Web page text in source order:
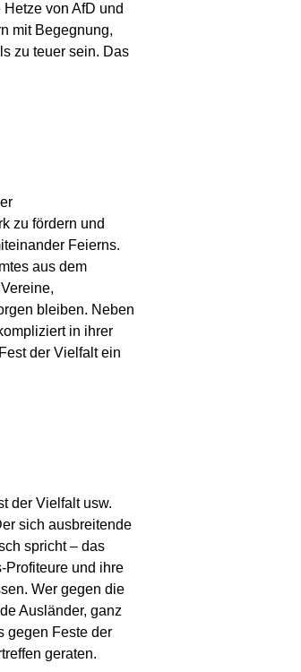
von AfD und
mit Begegnung,
zu teuer sein. Das
zu fördern und
Feierns.
aus dem
bleiben. Neben
in ihrer
der Vielfalt ein
der Vielfalt usw.
sich ausbreitende
spricht – das
Profiteure und ihre
Wer gegen die
Ausländer, ganz
gegen Feste der
geraten.